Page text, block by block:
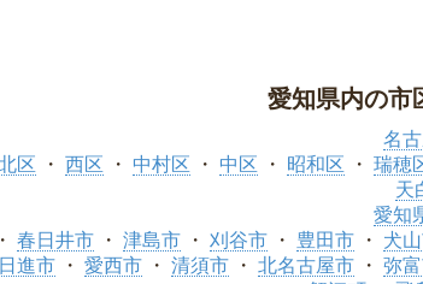
愛知県内の市
名
区 西区 中村区 中区 昭和区 瑞穂
天
愛知
春日井市 津島市 刈谷市 豊田市 犬
日進市 愛西市 清須市 北名古屋市 弥